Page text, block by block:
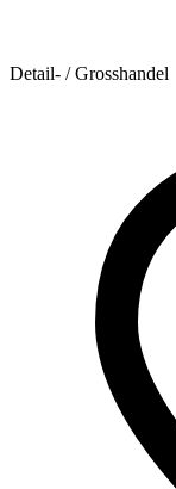
Detail- / Grosshandel